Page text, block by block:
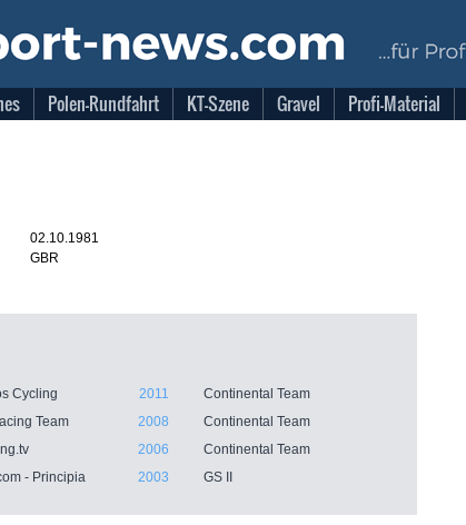
Polen-Rundfahrt KT-Szene Gravel Profi-Material
02.10.1981
GBR
Cycling 2011
Continental Team
Team
2008
Continental Team
2006
Continental Team
- Principia
2003 GS II